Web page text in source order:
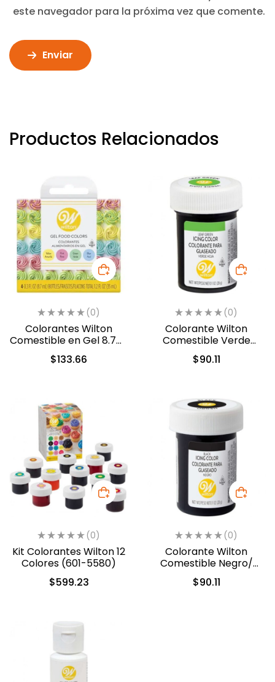
este navegador para la próxima vez que comente.
Enviar
Productos Relacionados
(0)
Colorantes Wilton
Comestible en Gel 8.7ml
c/u (601-5582)
$133.66
(0)
Colorante Wilton
Comestible Verde
Hoja/Leaf Green 28.3gr.
(04-0-0047)
$90.11
(0)
Kit Colorantes Wilton 12
Colores (601-5580)
$599.23
(0)
Colorante Wilton
Comestible Negro/
Black 28.3gr. (04-0-
0037)
$90.11